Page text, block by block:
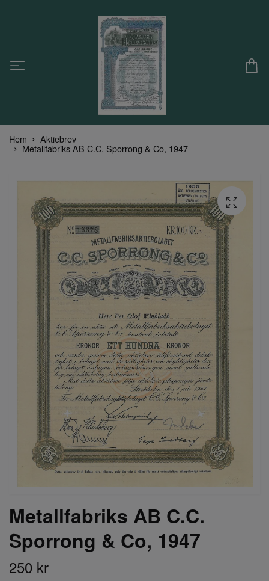
Hem Aktiebrev
Metallfabriks AB C.C. Sporrong & Co, 1947
Metallfabriks AB C.C.
Sporrong & Co, 1947
250 kr